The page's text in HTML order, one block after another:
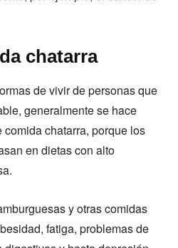
chatarra
de vivir de personas que
generalmente se hace
chatarra, porque los
en dietas con alto
y otras comidas
fatiga, problemas de